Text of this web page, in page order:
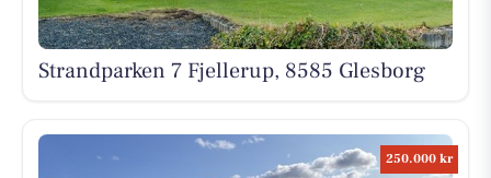
Strandparken 7 Fjellerup, 8585 Glesborg
250.000 kr